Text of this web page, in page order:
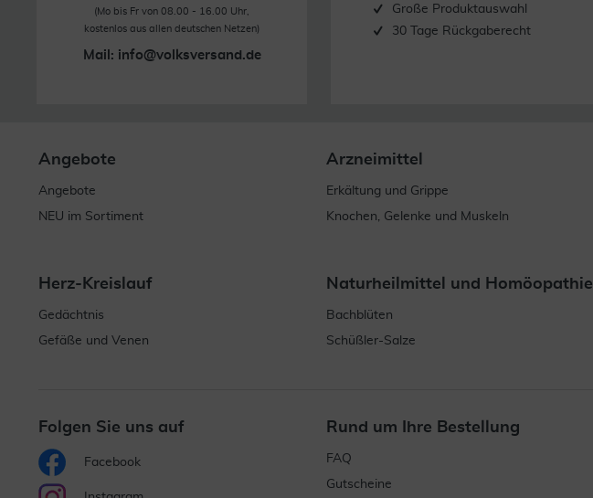
(Mo bis Fr von 08.00 - 16.00 Uhr,
kostenlos aus allen deutschen Netzen)
Mail: info@volksversand.de
Große Produktauswahl
30 Tage Rückgaberecht
Angebote
Angebote
NEU im Sortiment
Arzneimittel
Erkältung und Grippe
Knochen, Gelenke und Muskeln
Herz-Kreislauf
Gedächtnis
Gefäße und Venen
Naturheilmittel und Homöopathie
Bachblüten
Schüßler-Salze
Folgen Sie uns auf
Facebook
Rund um Ihre Bestellung
FAQ
Gutscheine